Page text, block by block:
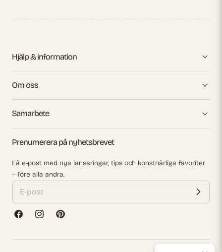
Hjälp & information
Om oss
Samarbete
Prenumerera på nyhetsbrevet
Få e-post med nya lanseringar, tips och konstnärliga favoriter
– före alla andra.
FacebookInstagramPinterest